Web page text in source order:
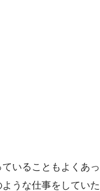
いることもよくあっ
うな仕事をしていた